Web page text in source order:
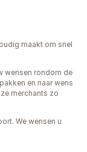
maakt om snel
wensen rondom de
en naar wens
merchants zo
We wensen u